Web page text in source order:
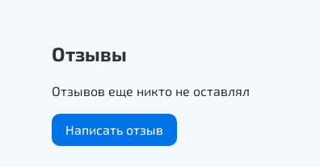
Отзывы
Отзывов еще никто не оставлял
Написать отзыв